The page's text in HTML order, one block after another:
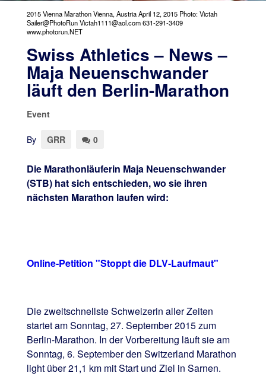
2015 Vienna Marathon Vienna, Austria April 12, 2015 Photo: Victah
Sailer@PhotoRun Victah1111@aol.com 631-291-3409
www.photorun.NET
Swiss Athletics – News –
Maja Neuenschwander
läuft den Berlin-Marathon
Event
By GRR 0
Die Marathonläuferin Maja Neuenschwander
(STB) hat sich entschieden, wo sie ihren
nächsten Marathon laufen wird:
Online-Petition "Stoppt die DLV-Laufmaut"
Die zweitschnellste Schweizerin aller Zeiten
startet am Sonntag, 27. September 2015 zum
Berlin-Marathon. In der Vorbereitung läuft sie am
Sonntag, 6. September den Switzerland Marathon
light über 21,1 km mit Start und Ziel in Sarnen.